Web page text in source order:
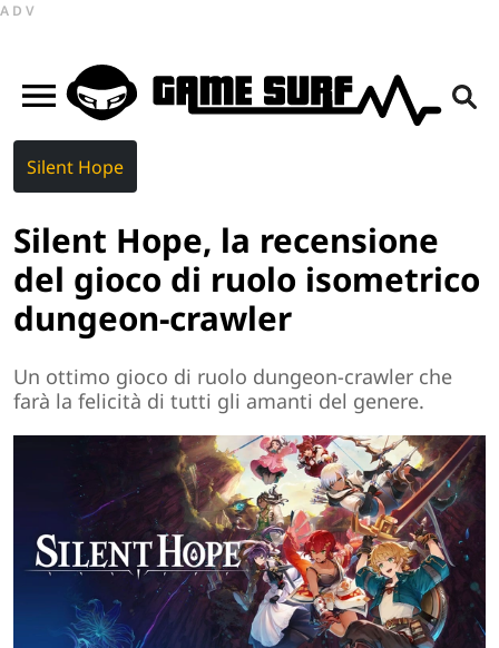
ADV
Silent Hope
Silent Hope, la recensione
del gioco di ruolo isometrico
dungeon-crawler
Un ottimo gioco di ruolo dungeon-crawler che
farà la felicità di tutti gli amanti del genere.